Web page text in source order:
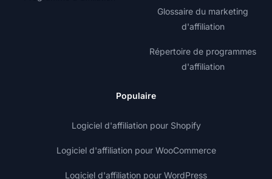
Glossaire du marketing
d'affiliation
Répertoire de programmes
d'affiliation
Populaire
Logiciel d'affiliation pour Shopify
Logiciel d'affiliation pour WooCommerce
Logiciel d'affiliation pour WordPress